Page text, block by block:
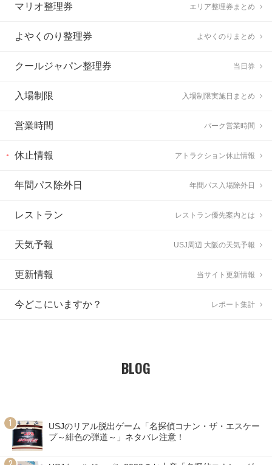
マリオ整理券 エリア整理券まとめ
よやくのり整理券 よやくのりまとめ
クールジャパン整理券 当日券
入場制限 入場制限実施日まとめ
営業時間 パーク営業時間
休止情報 アトラクション休止情報
年間パス除外日 年間パス入場除外日
レストラン レストラン優先案内とは
天気予報 USJ周辺 大阪の天気予報
更新情報 当サイト更新情報
今どこにいますか？ レポート集計
BLOG
USJのリアル脱出ゲーム「名探偵コナン・ザ・エスケー
プ～緋色の弾道～」ネタバレ注意！